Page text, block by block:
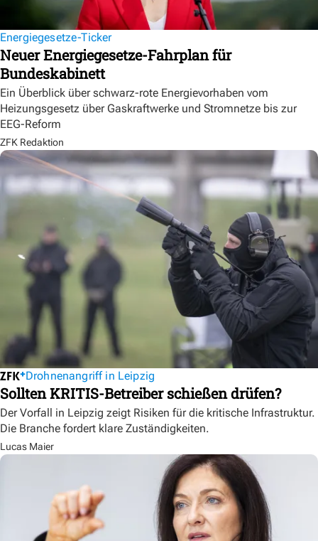
Energiegesetze-Ticker
Neuer Energiegesetze-Fahrplan für
Bundeskabinett
Ein Überblick über schwarz-rote Energievorhaben vom
Heizungsgesetz über Gaskraftwerke und Stromnetze bis zur
EEG-Reform
ZFK Redaktion
Drohnenangriff in Leipzig
Sollten KRITIS-Betreiber schießen drüfen?
Der Vorfall in Leipzig zeigt Risiken für die kritische Infrastruktur.
Die Branche fordert klare Zuständigkeiten.
Lucas Maier